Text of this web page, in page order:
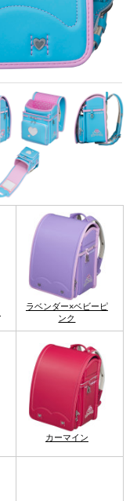
ラベンダー×ベビーピ
ンク
カーマイン